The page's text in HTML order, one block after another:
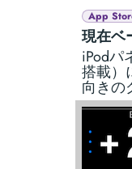
App
現在ベ
iPodパ
搭載）
向きの